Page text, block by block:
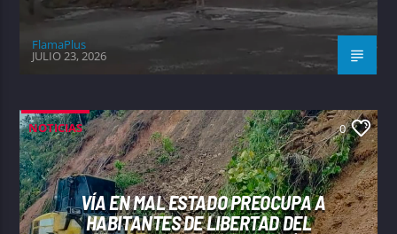
FlamaPlus
JULIO 23, 2026
NOTICIAS 0
VÍA EN MAL ESTADO PREOCUPA A
HABITANTES DE LIBERTAD DEL